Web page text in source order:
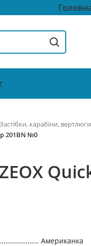
Застібки, карабіни,
201BN №0
Американка